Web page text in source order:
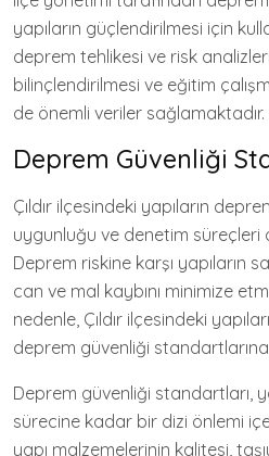
yapıların güçlendirilmesi için
deprem tehlikesi ve risk
bilinçlendirilmesi ve eğitim
de önemli veriler sağlamaktadır.
Deprem Güvenliği
Çıldır ilçesindeki yapıların
uygunluğu ve denetim süreçleri
Deprem riskine karşı yapıların
can ve mal kaybını minimize
nedenle, Çıldır ilçesindeki
deprem güvenliği
Deprem güvenliği standartları,
sürecine kadar bir dizi önlemi
yapı malzemelerinin kalitesi,